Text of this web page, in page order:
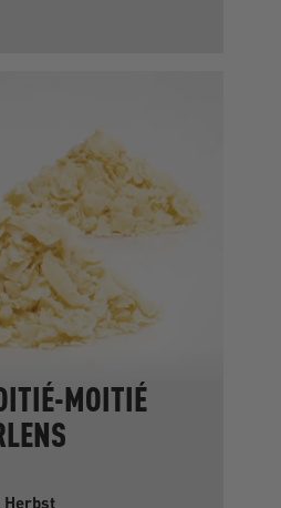
MOITIÉ
Herbst